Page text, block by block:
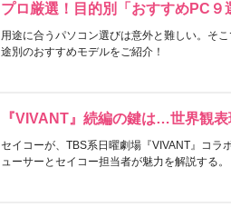
プロ厳選！目的別「おすすめPC９
用途に合うパソコン選びは意外と難しい。そ
途別のおすすめモデルをご紹介！
『VIVANT』続編の鍵は…世界観
セイコーが、TBS系日曜劇場『VIVANT』コラ
ューサーとセイコー担当者が魅力を解説する。